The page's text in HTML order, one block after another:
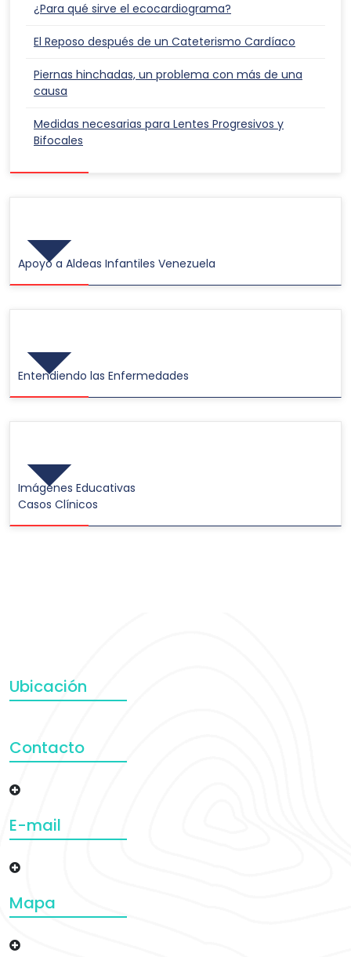
¿Para qué sirve el ecocardiograma?
El Reposo después de un Cateterismo Cardíaco
Piernas hinchadas, un problema con más de una
causa
Medidas necesarias para Lentes Progresivos y
Bifocales
Apoyo a Aldeas Infantiles Venezuela
Entendiendo las Enfermedades
Imágenes Educativas
Casos Clínicos
Ubicación
Contacto
E-mail
Mapa